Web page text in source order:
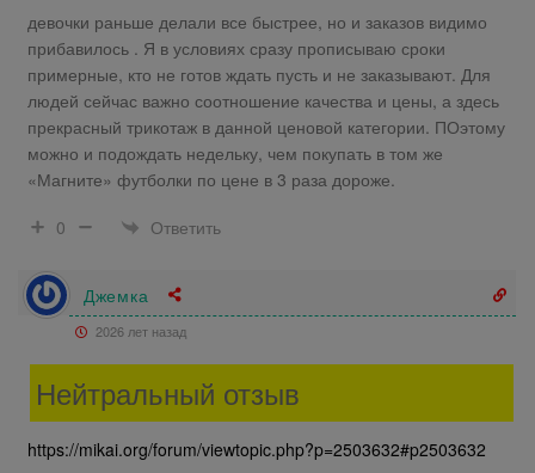
девочки раньше делали все быстрее, но и заказов видимо
прибавилось . Я в условиях сразу прописываю сроки
примерные, кто не готов ждать пусть и не заказывают. Для
людей сейчас важно соотношение качества и цены, а здесь
прекрасный трикотаж в данной ценовой категории. ПОэтому
можно и подождать недельку, чем покупать в том же
«Магните» футболки по цене в 3 раза дороже.
0
Ответить
Джемка
2026 лет назад
Нейтральный отзыв
https://mikai.org/forum/viewtopic.php?p=2503632#p2503632